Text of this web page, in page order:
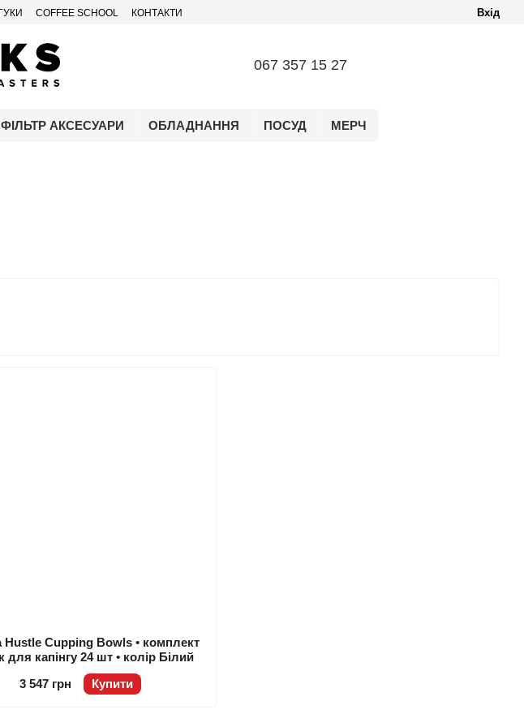
COFFEE SCHOOL КОНТАКТИ Вхід
067 357 15 27
ФІЛЬТР АКСЕСУАРИ ОБЛАДНАННЯ ПОСУД МЕРЧ
Hustle Cupping Bowls • комплект
для капінгу 24 шт • колір Білий
3 547 грн
Купити